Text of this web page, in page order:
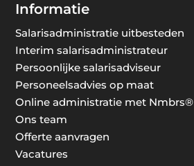
Informatie
Salarisadministratie uitbesteden
Interim salarisadministrateur
Persoonlijke salarisadviseur
Personeelsadvies op maat
Online administratie met Nmbrs®
Ons team
Offerte aanvragen
Vacatures